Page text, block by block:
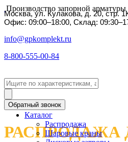
Производство запорной
Москва, ул. Кулакова, д. 20, стр.
Офис: 09:00–18:00, Склад:
info@gpkomplekt.ru
8-800-555-00-84
Обратный звонок
РАСПРОДАЖА
Каталог
Распродажа
Шаровые краны